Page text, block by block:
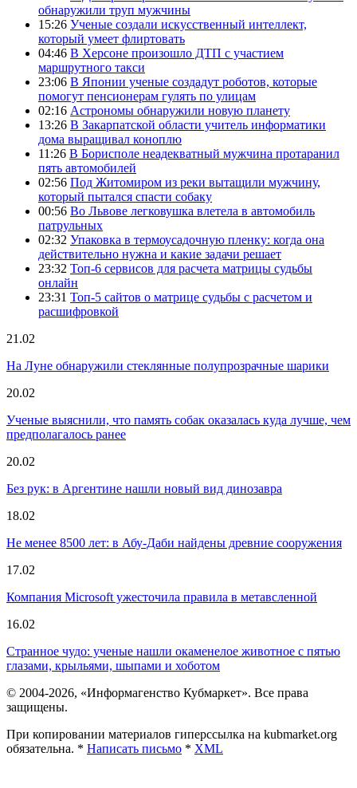
обнаружили труп мужчины
15:26 Ученые создали искусственный интеллект,
который умеет флиртовать
04:46 В Херсоне произошло ДТП с участием
маршрутного такси
23:06 В Японии ученые создадут роботов, которые
помогут пенсионерам гулять по улицам
02:16 Астрономы обнаружили новую планету
13:26 В Закарпатской области учитель информатики
дома выращивал коноплю
11:26 В Борисполе неадекватный мужчина протаранил
пять автомобилей
02:56 Под Житомиром из реки вытащили мужчину,
который пытался спасти собаку
00:56 Во Львове легковушка влетела в автомобиль
патрульных
02:32 Упаковка в термоусадочную пленку: когда она
действительно нужна и какие задачи решает
23:32 Топ-6 сервисов для расчета матрицы судьбы
онлайн
23:31 Топ-5 сайтов о матрице судьбы с расчетом и
расшифровкой
21.02
На Луне обнаружили стеклянные полупрозрачные шарики
20.02
Ученые выяснили, что память собак оказалась куда лучше, чем
предполагалось ранее
20.02
Без рук: в Аргентине нашли новый вид динозавра
18.02
Не менее 8500 лет: в Абу-Даби найдены древние сооружения
17.02
Компания Microsoft ужесточила правила в метавсленной
16.02
Странное чудо: ученые нашли окаменелое животное с пятью
глазами, крыльями, шыпами и хоботом
© 2004-2026, «Информагенство Кубмаркет». Все права
защищены.
При копировании материалов гиперссылка на kubmarket.org
обязательна. * Написать письмо * XML